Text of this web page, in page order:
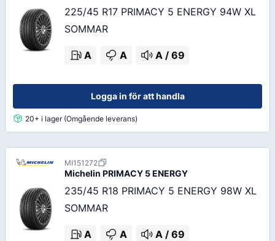
225/45 R17 PRIMACY 5 ENERGY 94W XL
SOMMAR
A A A / 69
Logga in för att handla
20+ i lager (Omgående leverans)
MI151272
Michelin PRIMACY 5 ENERGY
235/45 R18 PRIMACY 5 ENERGY 98W XL
SOMMAR
A A A / 69